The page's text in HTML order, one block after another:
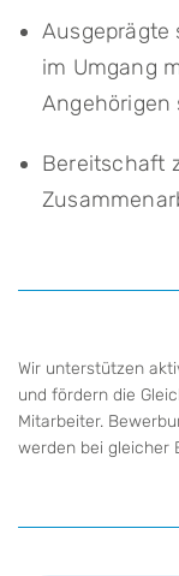
Ausgeprägte
im Umgang
Angehörigen
Bereitschaft
Wir unterstützen
und fördern die
Mitarbeiter.
werden bei gleicher